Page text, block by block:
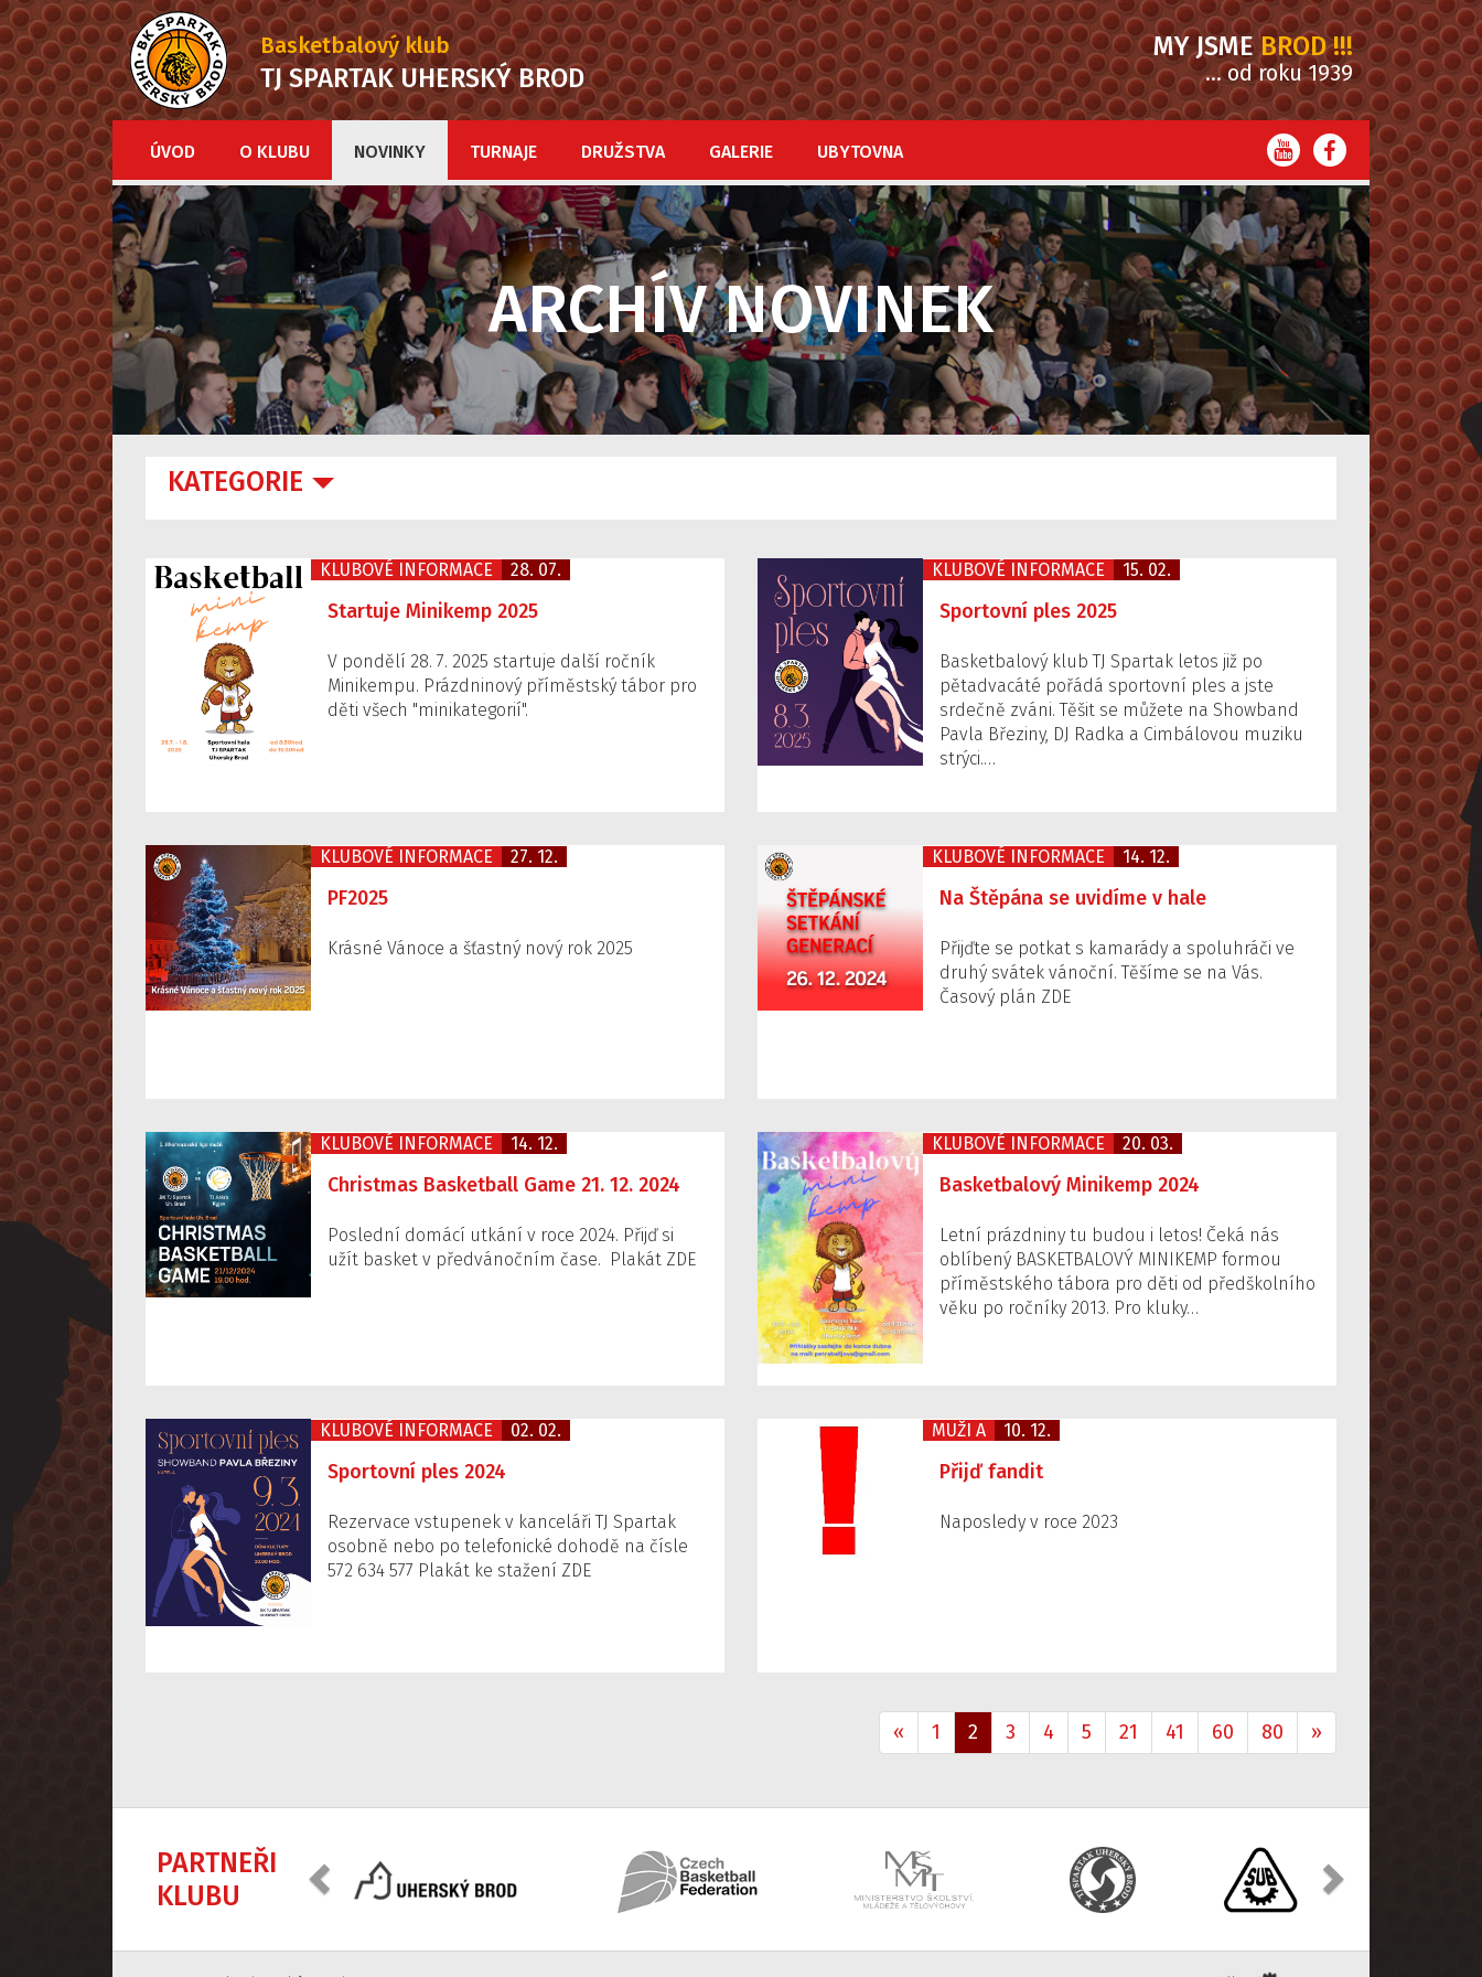
Basketbalový klub
TJ SPARTAK UHERSKÝ BROD
MY JSMEBROD !!!
... od roku 1939
ÚVOD O KLUBU NOVINKY TURNAJE DRUŽSTVA GALERIE UBYTOVNA
ARCHÍV NOVINEK
KATEGORIE
KLUBOVÉ INFORMACE 28. 07.
Startuje Minikemp 2025
V pondělí 28. 7. 2025 startuje další ročník
Minikempu. Prázdninový příměstský tábor pro
děti všech "minikategorií".
KLUBOVÉ INFORMACE 15. 02.
Sportovní ples 2025
Basketbalový klub TJ Spartak letos již po
pětadvacáté pořádá sportovní ples a jste
srdečně zváni. Těšit se můžete na Showband
Pavla Březiny, DJ Radka a Cimbálovou muziku
strýci.…
KLUBOVÉ INFORMACE 27. 12.
PF2025
Krásné Vánoce a šťastný nový rok 2025
KLUBOVÉ INFORMACE 14. 12.
Na Štěpána se uvidíme v hale
Přijďte se potkat s kamarády a spoluhráči ve
druhý svátek vánoční. Těšíme se na Vás.
Časový plán ZDE
KLUBOVÉ INFORMACE 14. 12.
Christmas Basketball Game 21. 12. 2024
Poslední domácí utkání v roce 2024. Přijď si
užít basket v předvánočním čase. Plakát ZDE
KLUBOVÉ INFORMACE 20. 03.
Basketbalový Minikemp 2024
Letní prázdniny tu budou i letos! Čeká nás
oblíbený BASKETBALOVÝ MINIKEMP formou
příměstského tábora pro děti od předškolního
věku po ročníky 2013. Pro kluky…
KLUBOVÉ INFORMACE 02. 02.
Sportovní ples 2024
Rezervace vstupenek v kanceláři TJ Spartak
osobně nebo po telefonické dohodě na čísle
572 634 577 Plakát ke stažení ZDE
MUŽI A 10. 12.
Přijď fandit
Naposledy v roce 2023
« 1 2 3 4 5 21 41 60 80 »
PARTNEŘI
KLUBU